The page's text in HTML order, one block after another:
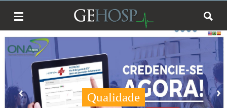
Qualidade